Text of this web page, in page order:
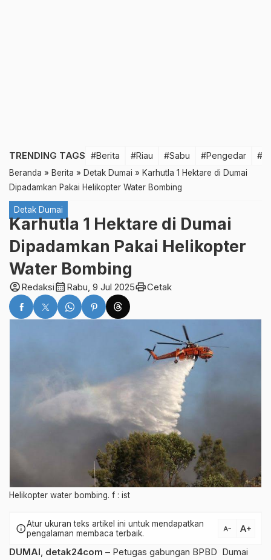
TRENDING TAGS #Berita #Riau #Sabu #Pengedar
Beranda » Berita » Detak Dumai » Karhutla 1 Hektare di Dumai
Dipadamkan Pakai Helikopter Water Bombing
Detak Dumai
Karhutla 1 Hektare di Dumai
Dipadamkan Pakai Helikopter
Water Bombing
account_circleRedaksicalendar_month Rabu, 9 Jul 2025printCetak
Helikopter water bombing. f : ist
infoAtur ukuran teks artikel ini untuk mendapatkan
pengalaman membaca terbaik.
text_decrease text_increase
DUMAI, detak24com – Petugas gabungan BPBD Dumai